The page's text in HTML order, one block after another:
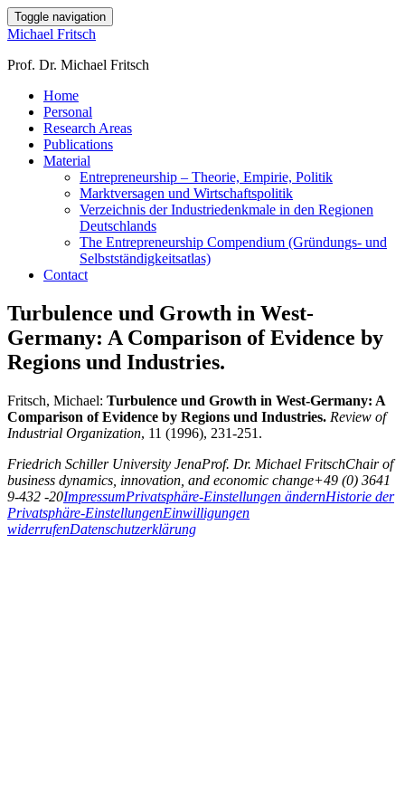
Toggle navigation
Michael Fritsch
Prof. Dr. Michael Fritsch
Home
Personal
Research Areas
Publications
Material
Entrepreneurship – Theorie, Empirie, Politik
Marktversagen und Wirtschaftspolitik
Verzeichnis der Industriedenkmale in den Regionen
Deutschlands
The Entrepreneurship Compendium (Gründungs- und
Selbstständigkeitsatlas)
Contact
Turbulence und Growth in West-
Germany: A Comparison of Evidence by
Regions und Industries.
Fritsch, Michael: Turbulence und Growth in West-Germany: A
Comparison of Evidence by Regions und Industries. Re­view of
Industrial Organization, 11 (1996), 231-251.
Friedrich Schiller University JenaProf. Dr. Michael FritschChair of
business dynamics, innovation, and economic change+49 (0) 3641
9-432 -20ImpressumPrivatsphäre-Einstellungen ändernHistorie der
Privatsphäre-EinstellungenEinwilligungen
widerrufenDatenschutzerklärung